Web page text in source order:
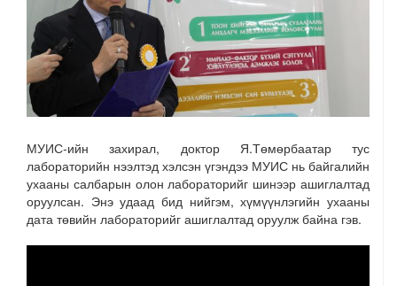
МУИС-ийн захирал, доктор Я.Төмөрбаатар тус
лабораторийн нээлтэд хэлсэн үгэндээ МУИС нь байгалийн
ухааны салбарын олон лабораторийг шинээр ашиглалтад
оруулсан. Энэ удаад бид нийгэм, хүмүүнлэгийн ухааны
дата төвийн лабораторийг ашиглалтад оруулж байна гэв.